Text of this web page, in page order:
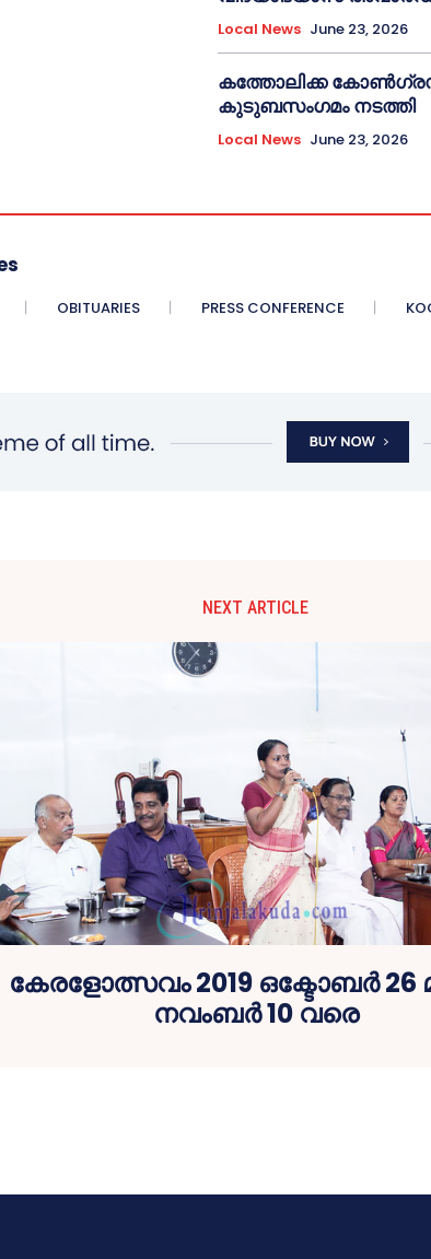
Local News June 23, 2026
കത്തോലിക്ക
കുടുബസംഗമം നടത്തി
Local News June 23, 2026
OBITUARIES PRESS CONFERENCE
NEXT ARTICLE
കേരളോത്സവം 2019 ഒക്ടോബര്‍
നവംബര്‍ 10 വരെ